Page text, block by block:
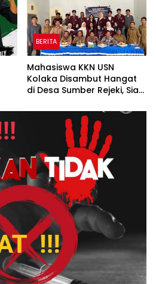
BERITA
Mahasiswa KKN USN
Kolaka Disambut Hangat
di Desa Sumber Rejeki, Siap
Pemberdayaan
Masyarakat